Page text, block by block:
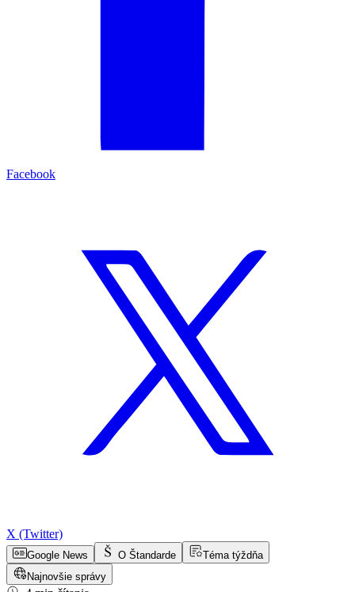
Facebook
X (Twitter)
Google News O Štandarde
Téma týždňa
Najnovšie správy